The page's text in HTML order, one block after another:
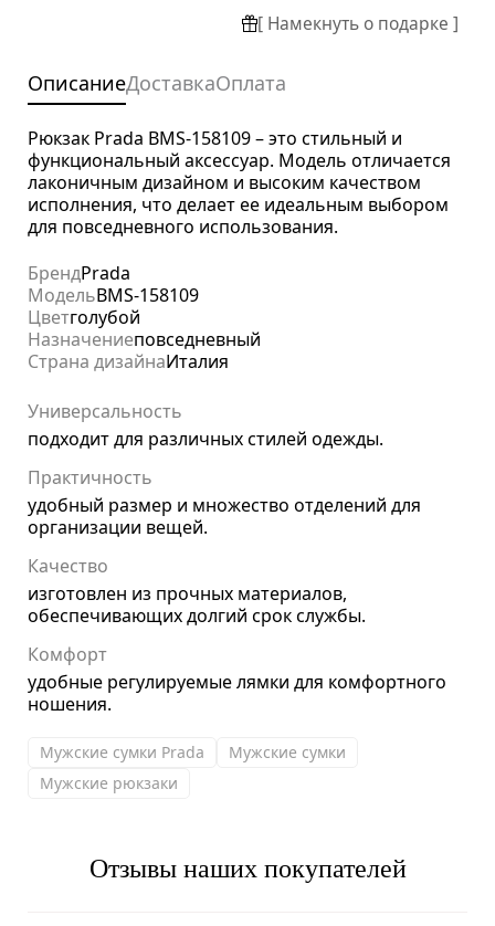
[ Намекнуть о подарке ]
ОписаниеДоставкаОплата
Рюкзак Prada BMS-158109 – это стильный и
функциональный аксессуар. Модель отличается
лаконичным дизайном и высоким качеством
исполнения, что делает ее идеальным выбором
для повседневного использования.
БрендPrada
МодельBMS-158109
Цветголубой
Назначениеповседневный
Страна дизайнаИталия
Универсальность
подходит для различных стилей одежды.
Практичность
удобный размер и множество отделений для
организации вещей.
Качество
изготовлен из прочных материалов,
обеспечивающих долгий срок службы.
Комфорт
удобные регулируемые лямки для комфортного
ношения.
Мужские сумки Prada
Мужские сумки
Мужские рюкзаки
Отзывы наших покупателей